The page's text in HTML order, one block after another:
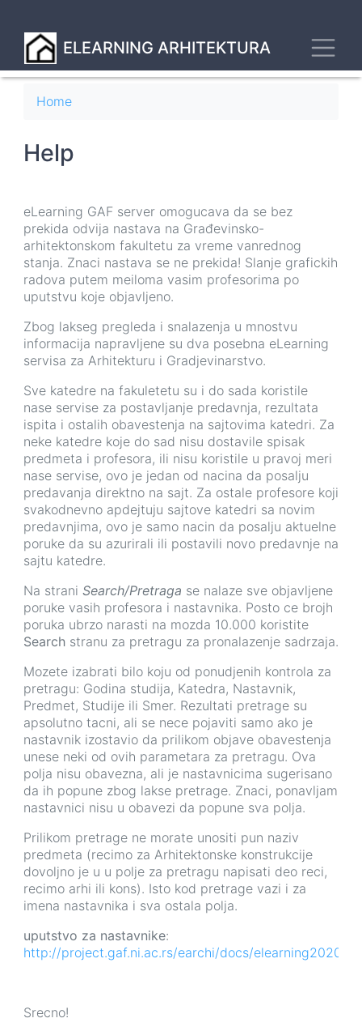
main
content
ELEARNING ARHITEKTURA
Breadcrumb
Home
Help
eLearning GAF server omogucava da se bez
prekida odvija nastava na Građevinsko-
arhitektonskom fakultetu za vreme vanrednog
stanja. Znaci nastava se ne prekida! Slanje grafickih
radova putem meiloma vasim profesorima po
uputstvu koje objavljeno.
Zbog lakseg pregleda i snalazenja u mnostvu
informacija napravljene su dva posebna eLearning
servisa za Arhitekturu i Gradjevinarstvo.
Sve katedre na fakuletetu su i do sada koristile
nase servise za postavljanje predavnja, rezultata
ispita i ostalih obavestenja na sajtovima katedri. Za
neke katedre koje do sad nisu dostavile spisak
predmeta i profesora, ili nisu koristile u pravoj meri
nase servise, ovo je jedan od nacina da posalju
predavanja direktno na sajt. Za ostale profesore koji
svakodnevno apdejtuju sajtove katedri sa novim
predavnjima, ovo je samo nacin da posalju aktuelne
poruke da su azurirali ili postavili novo predavnje na
sajtu katedre.
Na strani Search/Pretraga se nalaze sve objavljene
poruke vasih profesora i nastavnika. Posto ce brojh
poruka ubrzo narasti na mozda 10.000 koristite
Search stranu za pretragu za pronalazenje sadrzaja.
Mozete izabrati bilo koju od ponudjenih kontrola za
pretragu: Godina studija, Katedra, Nastavnik,
Predmet, Studije ili Smer. Rezultati pretrage su
apsolutno tacni, ali se nece pojaviti samo ako je
nastavnik izostavio da prilikom objave obavestenja
unese neki od ovih parametara za pretragu. Ova
polja nisu obavezna, ali je nastavnicima sugerisano
da ih popune zbog lakse pretrage. Znaci, ponavljam
nastavnici nisu u obavezi da popune sva polja.
Prilikom pretrage ne morate unositi pun naziv
predmeta (recimo za Arhitektonske konstrukcije
dovoljno je u u polje za pretragu napisati deo reci,
recimo arhi ili kons). Isto kod pretrage vazi i za
imena nastavnika i sva ostala polja.
uputstvo za nastavnike:
http://project.gaf.ni.ac.rs/earchi/docs/
Srecno!